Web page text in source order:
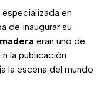
en
de inaugurar su
eran uno de
la publicación
la escena del mundo